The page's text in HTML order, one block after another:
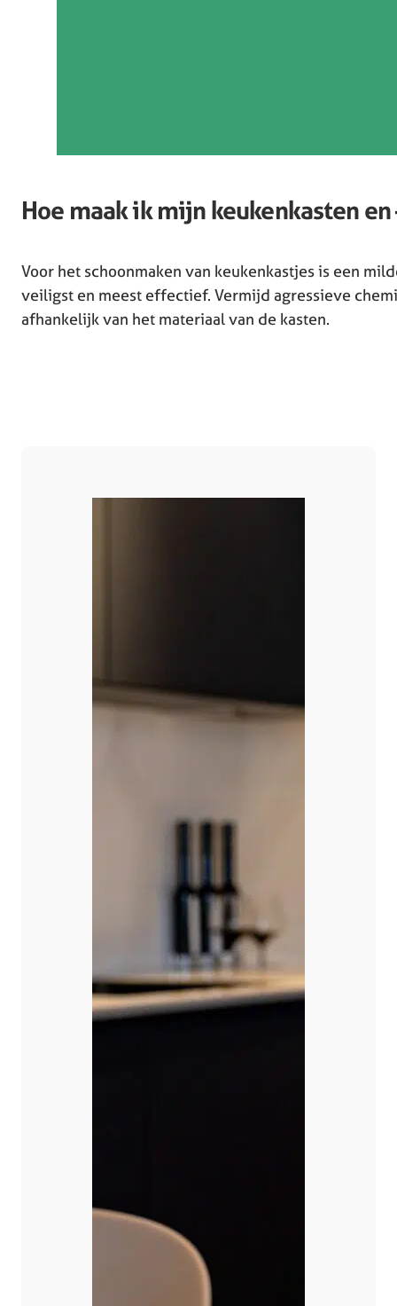
Hoe maak ik mijn keukenkasten
Voor het schoonmaken van keukenkastjes is een
veiligst en meest effectief. Vermijd agressieve
afhankelijk van het materiaal van de kasten.